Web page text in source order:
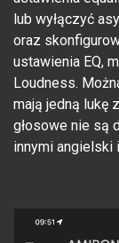
lub wyłączyć
oraz
ustawienia EQ,
Loudness.
mają jedną lukę
głosowe nie są
innymi angielski